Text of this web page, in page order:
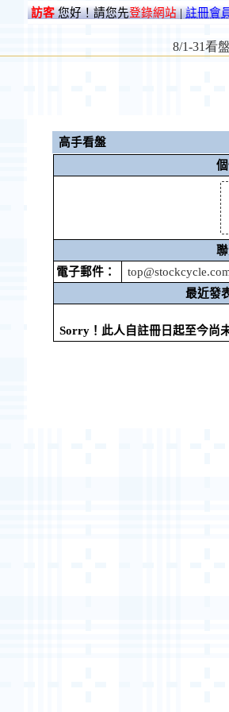
訪客您好！請您先登錄網站|註冊會
高手看盤
電子郵件：
最近發
Sorry！此人自註冊日起至今尚